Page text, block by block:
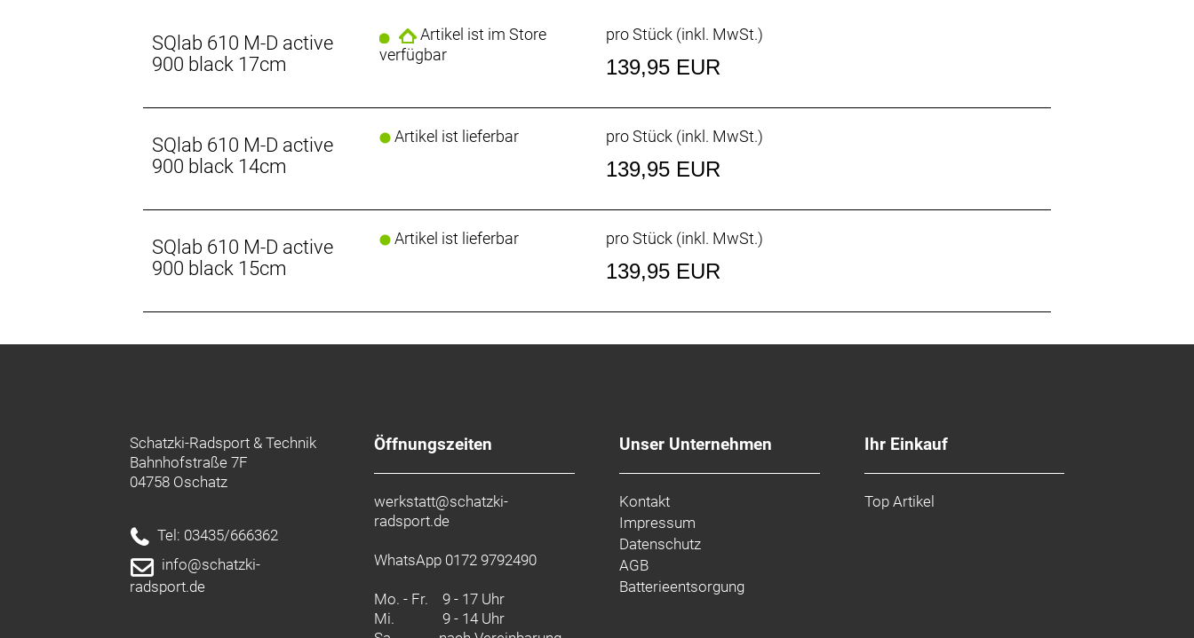
SQlab 610 M-D active
900 black 17cm
Artikel ist im Store
verfügbar
pro Stück (inkl. MwSt.)
139,95 EUR
SQlab 610 M-D active
900 black 14cm
Artikel ist lieferbar pro Stück (inkl. MwSt.)
139,95 EUR
SQlab 610 M-D active
900 black 15cm
Artikel ist lieferbar pro Stück (inkl. MwSt.)
139,95 EUR
Schatzki-Radsport & Technik
Bahnhofstraße 7F
04758 Oschatz
Tel: 03435/666362
info@schatzki-
radsport.de
Öffnungszeiten
werkstatt@schatzki-
radsport.de
WhatsApp 0172 9792490
Mo. - Fr. 9 - 17 Uhr
Mi.
9 - 14 Uhr
Unser Unternehmen
Kontakt
Impressum
Datenschutz
AGB
Batterieentsorgung
Ihr Einkauf
Top Artikel